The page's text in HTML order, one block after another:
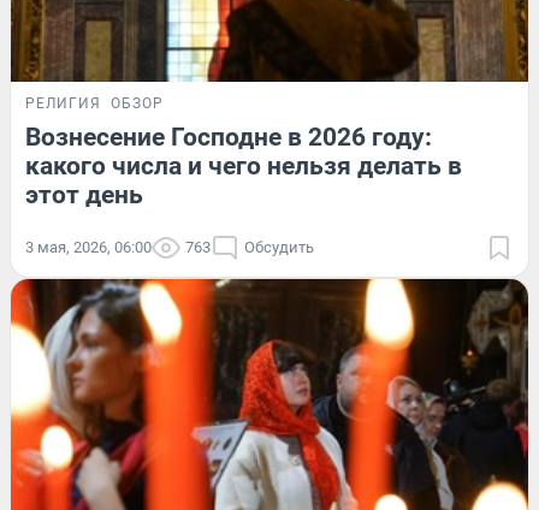
РЕЛИГИЯ ОБЗОР
Вознесение Господне в 2026 году:
какого числа и чего нельзя делать в
этот день
3 мая, 2026, 06:00 763 Обсудить